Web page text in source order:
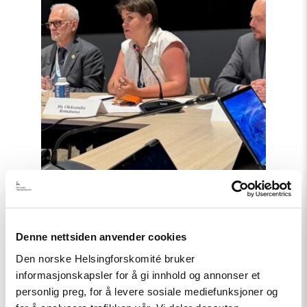
Denne nettsiden anvender cookies
Den norske Helsingforskomité bruker
informasjonskapsler for å gi innhold og annonser et
personlig preg, for å levere sosiale mediefunksjoner og
Tydelig støtte i Haag til «People
First»